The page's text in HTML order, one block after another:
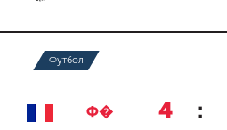
Футбол
Ф� 4 :